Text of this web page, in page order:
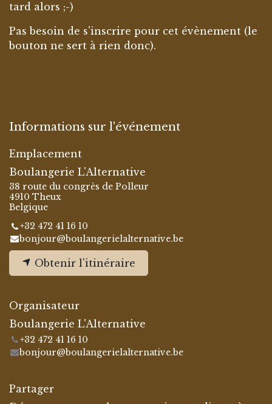
tard alors ;-)
Pas besoin de s'inscrire pour cet évènement (le
bouton ne sert à rien donc).
Informations sur l'événement
Emplacement
Boulangerie L'Alternative
38 route du congrès de Polleur
4910 Theux
Belgique
+32 472 41 16 10
bonjour@boulangerielalternative.be
Obtenir l'itinéraire
Organisateur
Boulangerie L'Alternative
+32 472 41 16 10
bonjour@boulangerielalternative.be
Partager